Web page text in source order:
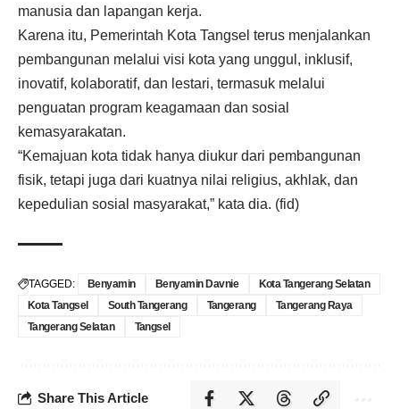
manusia dan lapangan kerja.
Karena itu, Pemerintah Kota Tangsel terus menjalankan
pembangunan melalui visi kota yang unggul, inklusif,
inovatif, kolaboratif, dan lestari, termasuk melalui
penguatan program keagamaan dan sosial
kemasyarakatan.
“Kemajuan kota tidak hanya diukur dari pembangunan
fisik, tetapi juga dari kuatnya nilai religius, akhlak, dan
kepedulian sosial masyarakat,” kata dia. (fid)
TAGGED: Benyamin Benyamin Davnie
Kota Tangerang Selatan
Kota Tangsel
South Tangerang Tangerang
Tangerang Raya
Tangerang Selatan
Tangsel
Share This Article